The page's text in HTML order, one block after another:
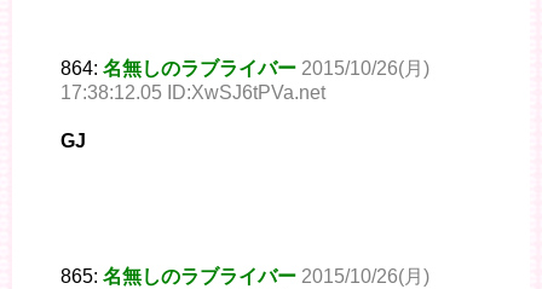
864: 名無しのラブライバー 2015/10/26(月)
17:38:12.05 ID:XwSJ6tPVa.net
GJ
865: 名無しのラブライバー 2015/10/26(月)